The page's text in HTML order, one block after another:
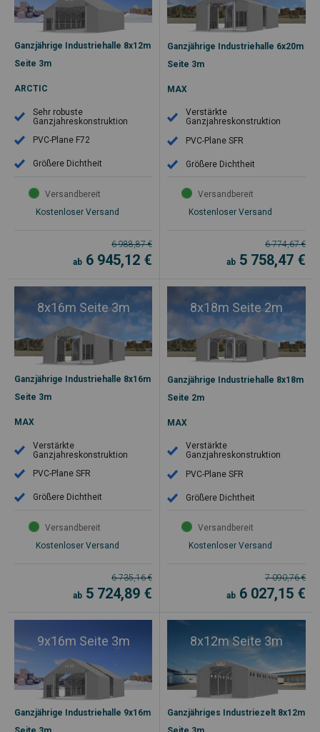
Ganzjährige Industriehalle 8x12m
Seite 3m
ARCTIC
Sehr robuste
Ganzjahreskonstruktion
PVC-Plane F72
Größere Dichtheit
Versandbereit
Kostenloser Versand
6 988,87€
ab 6 945,12 €
Ganzjährige Industriehalle 6x20m
Seite 3m
MAX
Verstärkte
Ganzjahreskonstruktion
PVC-Plane SFR
Größere Dichtheit
Versandbereit
Kostenloser Versand
6 774,67€
ab 5 758,47 €
8x16m Seite 3m
Ganzjährige Industriehalle 8x16m
Seite 3m
MAX
Verstärkte
Ganzjahreskonstruktion
PVC-Plane SFR
Größere Dichtheit
Versandbereit
Kostenloser Versand
6 735,16€
ab 5 724,89 €
8x18m Seite 2m
Ganzjährige Industriehalle 8x18m
Seite 2m
MAX
Verstärkte
Ganzjahreskonstruktion
PVC-Plane SFR
Größere Dichtheit
Versandbereit
Kostenloser Versand
7 090,76€
ab 6 027,15 €
9x16m Seite 3m
Ganzjährige Industriehalle 9x16m
8x12m Seite 3m
Ganzjähriges Industriezelt 8x12m